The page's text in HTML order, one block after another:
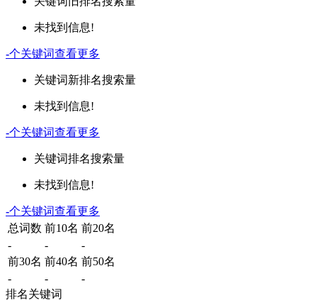
未找到信息!
-个关键词查看更多
关键词新排名搜索量
未找到信息!
-个关键词查看更多
关键词排名搜索量
未找到信息!
-个关键词查看更多
总词数 前10名 前20名
-
-
-
前30名 前40名 前50名
-
-
-
排名关键词